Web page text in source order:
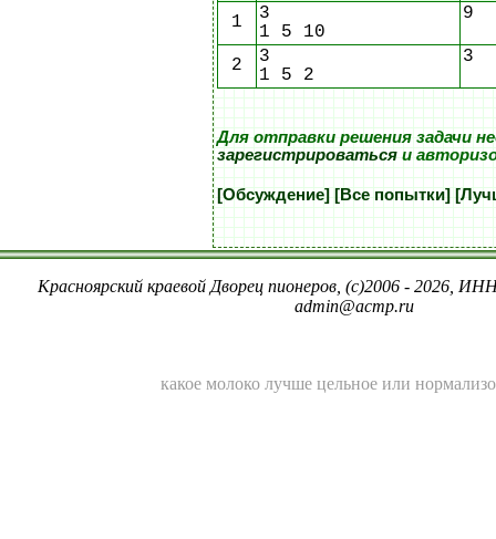
1
3
1 5 10
9
2
3
1 5 2
3
Для отправки решения задачи
зарегистрироватьсяи
[Обсуждение] [Все попытки]
Красноярский краевой Дворец пионеров, (c)2006 - 2026,
admin@acmp.ru
какое молоко лучше цельное или